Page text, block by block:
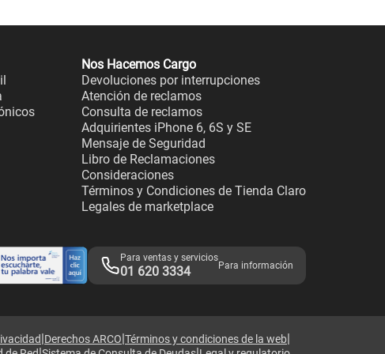
Nos Hacemos Cargo
Devoluciones por interrupciones
Atención de reclamos
Consulta de reclamos
Adquirientes iPhone 6, 6S y SE
Mensaje de Seguridad
Libro de Reclamaciones
Consideraciones
Términos y Condiciones de Tienda Claro
Legales de marketplace
Para ventas y servicios
01 620 3334 Para información
|Derechos ARCO|Términos y condiciones de la web|